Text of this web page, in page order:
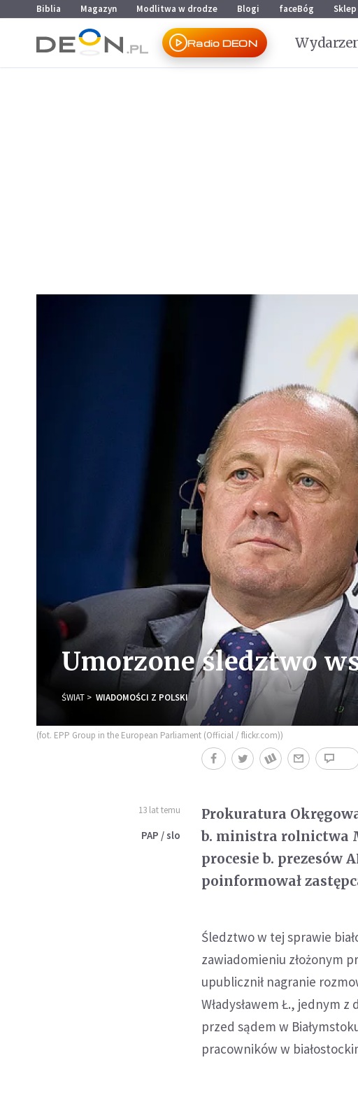
Przejdź do menu głównego
Przejdź do treści
Biblia Magazyn Modlitwa w drodze Blogi faceBóg Sklep
Radio DEON
Umorzone śledztwo
ŚWIAT WIADOMOŚCI Z POLSKI
(fot. EPP Group in the European Parliament (Official / flickr.com))
13 lat temu
PAP / slo
Prokuratura
b. ministra rolnictwa
procesie b. prezesów
poinformował
Śledztwo w tej sprawie
zawiadomieniu złożonym
upublicznił nagranie
Władysławem Ł., jednym
przed sądem w
pracowników w